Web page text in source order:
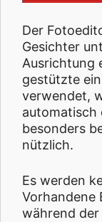
Der
Gesichter
Ausrichtung
gestützte
verwendet,
automatisch
besonders
nützlich.
Es werden
Vorhandene
während